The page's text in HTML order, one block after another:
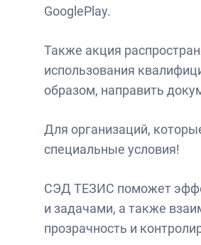
GooglePlay.
Также акция
использования
образом, направить
Для организаций,
специальные условия!
СЭД ТЕЗИС поможет
и задачами, а также
прозрачность и